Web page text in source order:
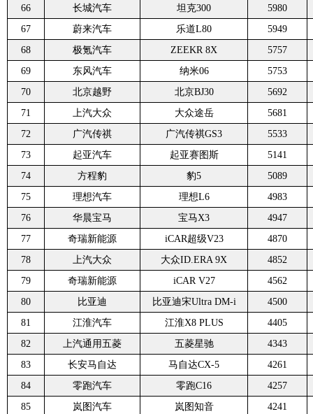
66
长城汽车 坦克300
5980
67
蔚来汽车 乐道L80
5949
68
极氪汽车 ZEEKR 8X
5757
69
东风汽车 纳米06
5753
70
北京越野 北京BJ30
5692
71
上汽大众 大众途岳
5681
72
广汽传祺 广汽传祺GS3
5533
73
起亚汽车 起亚赛图斯
5141
74
方程豹 豹5
5089
75
理想汽车 理想L6
4983
76
华晨宝马 宝马X3
4947
77
奇瑞新能源 iCAR超级V23
4870
78
上汽大众 大众ID.ERA 9X
4852
79
奇瑞新能源 iCAR V27
4562
80
比亚迪 比亚迪宋Ultra DM-i
4500
81
江淮汽车 江淮X8 PLUS
4405
82
上汽通用五菱 五菱星驰
4343
83
长安马自达 马自达CX-5
4261
84
零跑汽车 零跑C16
4257
85
岚图汽车 岚图知音 4241